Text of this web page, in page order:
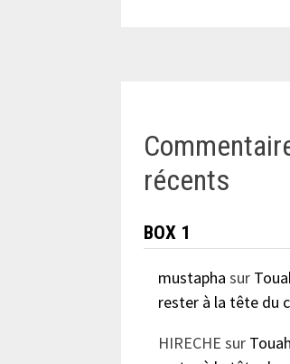
récents
BOX 1
mustapha sur
rester à la tête du
HIRECHE sur